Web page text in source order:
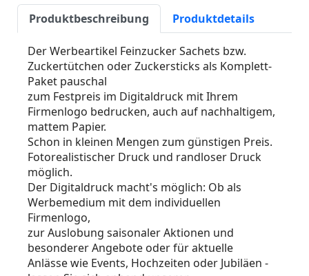
Produktbeschreibung Produktdetails
Der Werbeartikel Feinzucker Sachets bzw.
Zuckertütchen oder Zuckersticks als Komplett-
Paket pauschal
zum Festpreis im Digitaldruck mit Ihrem
Firmenlogo bedrucken, auch auf nachhaltigem,
mattem Papier.
Schon in kleinen Mengen zum günstigen Preis.
Fotorealistischer Druck und randloser Druck
möglich.
Der Digitaldruck macht's möglich: Ob als
Werbemedium mit dem individuellen
Firmenlogo,
zur Auslobung saisonaler Aktionen und
besonderer Angebote oder für aktuelle
Anlässe wie Events, Hochzeiten oder Jubiläen -